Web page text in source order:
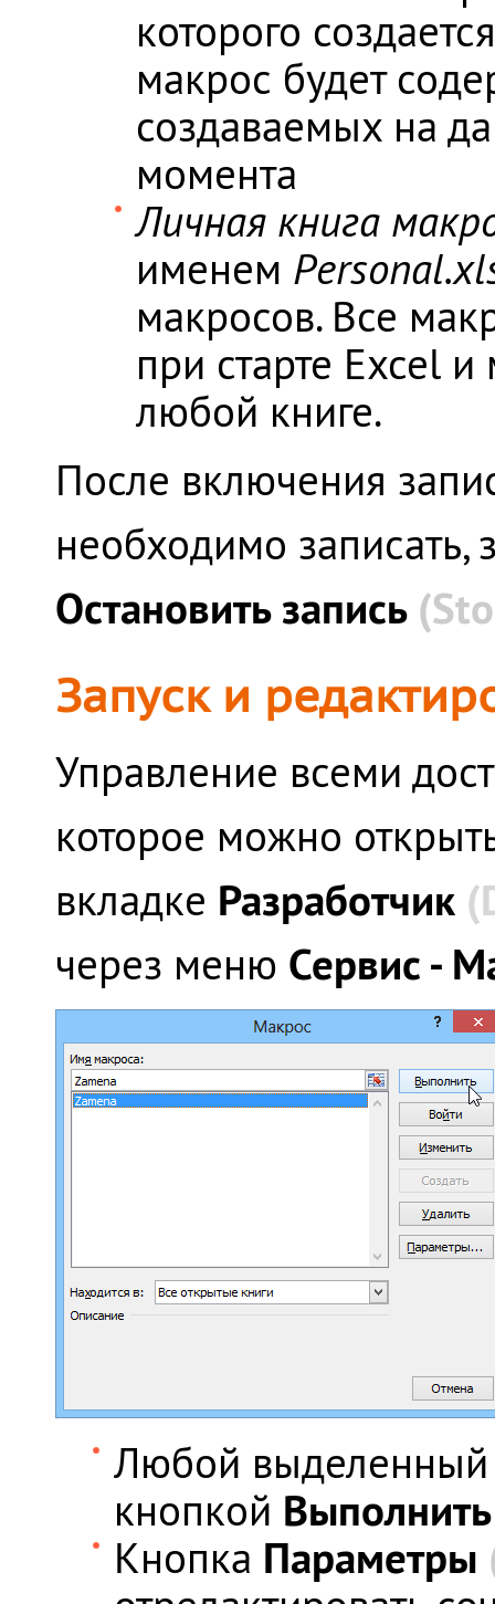
которого
макрос будет
создаваемых на
момента
Личная книга
именем
макросов. Все
при старте Excel
любой книге.
После включения
необходимо записать,
Остановить запись
Запуск и
Управление всеми
которое можно
вкладке Разработчик
через меню Сервис -
Любой выделенный
кнопкой
Кнопка Параметры